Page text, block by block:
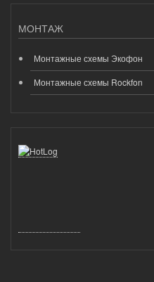
МОНТАЖ
Монтажные схемы Экофон
Монтажные схемы Rockfon